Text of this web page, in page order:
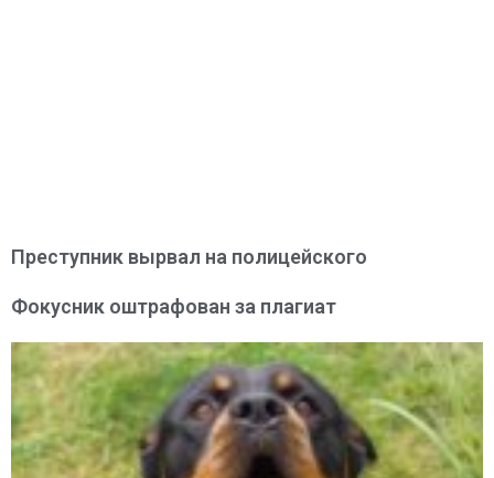
Преступник вырвал на полицейского
Фокусник оштрафован за плагиат